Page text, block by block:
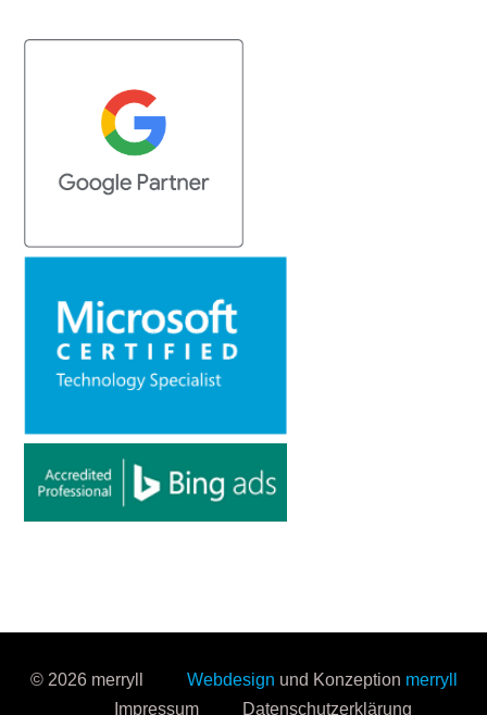
© 2026 merryll Webdesign und Konzeption merryll
Impressum
Datenschutzerklärung